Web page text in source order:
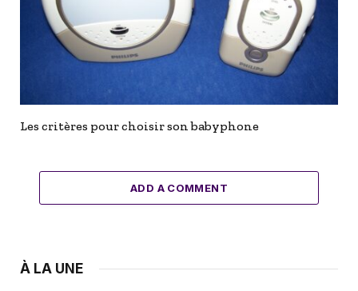
Les critères pour choisir son babyphone
ADD A COMMENT
À LA UNE